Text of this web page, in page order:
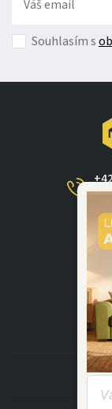
Souhlasím s